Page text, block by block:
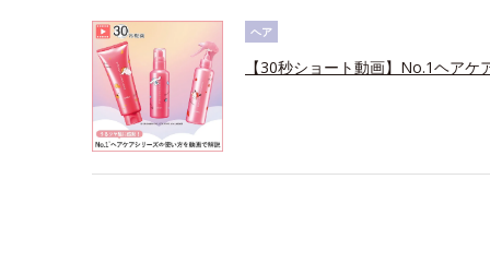
ヘア
【30秒ショート動画】No.1ヘア